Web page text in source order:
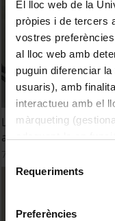
El lloc web de la
pròpies i de tercers
vostres
al lloc web amb
puguin diferenciar
usuaris), amb
interactueu amb el
màrqueting
consultar laPolítica
Requeriments
Preferències
La tesis doctoral
avantatges i